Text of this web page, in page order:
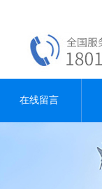
在线留言